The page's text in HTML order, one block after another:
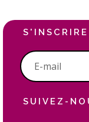
SUIVEZ-